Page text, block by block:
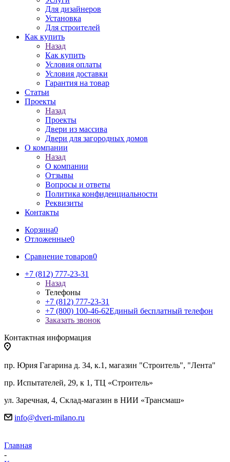
Для дизайнеров
Установка
Для строителей
Как купить
Назад
Как купить
Условия оплаты
Условия доставки
Гарантия на товар
Статьи
Проекты
Назад
Проекты
Двери из массива
Двери для загородных домов
О компании
Назад
О компании
Отзывы
Вопросы и ответы
Политика конфиденциальности
Реквизиты
Контакты
Корзина0
Отложенные0
Сравнение товаров0
+7 (812) 777-23-31
Назад
Телефоны
+7 (812) 777-23-31
+7 (800) 100-46-62Единый бесплатный телефон
Заказать звонок
Контактная информация
пр. Юрия Гагарина д. 34, к.1, магазин "Строитель", "Лента"
пр. Испытателей, 29, к 1, ТЦ «Строитель»
ул. Заречная, 4, Склад-магазин в НИИ «Трансмаш»
info@dveri-milano.ru
Главная
-